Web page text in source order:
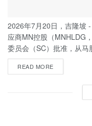
2026年7月20日，吉隆坡
应商MN控股（MNHLDG
委员会（SC）批准，从马
READ MORE